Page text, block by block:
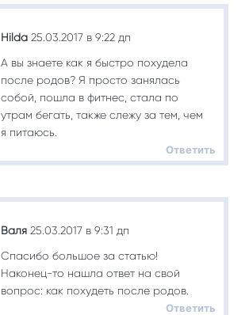
Hilda 25.03.2017 в 9:22 дп
А вы знаете как я быстро похудела
после родов? Я просто занялась
собой, пошла в фитнес, стала по
утрам бегать, также слежу за тем, чем
я питаюсь.
Ответить
Валя 25.03.2017 в 9:31 дп
Спасибо большое за статью!
Наконец-то нашла ответ на свой
вопрос: как похудеть после родов.
Ответить